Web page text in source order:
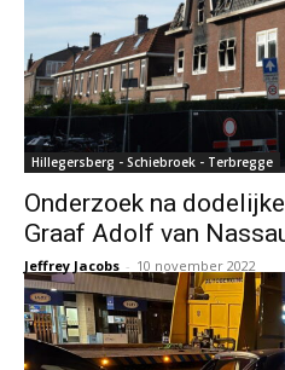
Hillegersberg - Schiebroek - Terbregge
Onderzoek na
Graaf Adolf van
Jeffrey Jacobs - 10 november 2022